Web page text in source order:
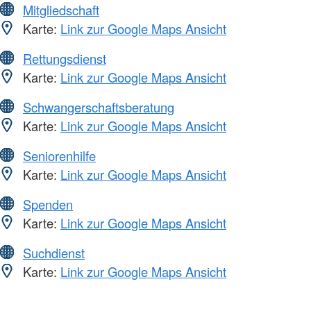
Mitgliedschaft
Karte: Link zur Google Maps Ansicht
Rettungsdienst
Karte: Link zur Google Maps Ansicht
Schwangerschaftsberatung
Karte: Link zur Google Maps Ansicht
Seniorenhilfe
Karte: Link zur Google Maps Ansicht
Spenden
Karte: Link zur Google Maps Ansicht
Suchdienst
Karte: Link zur Google Maps Ansicht